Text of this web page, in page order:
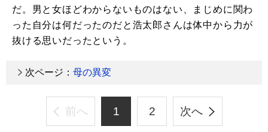
だ。男と女ほどわからないものはない、まじめに関わ
った自分は何だったのだと浩太郎さんは体中から力が
抜ける思いだったという。
次ページ： 母の異変
前へ 1 2 次へ